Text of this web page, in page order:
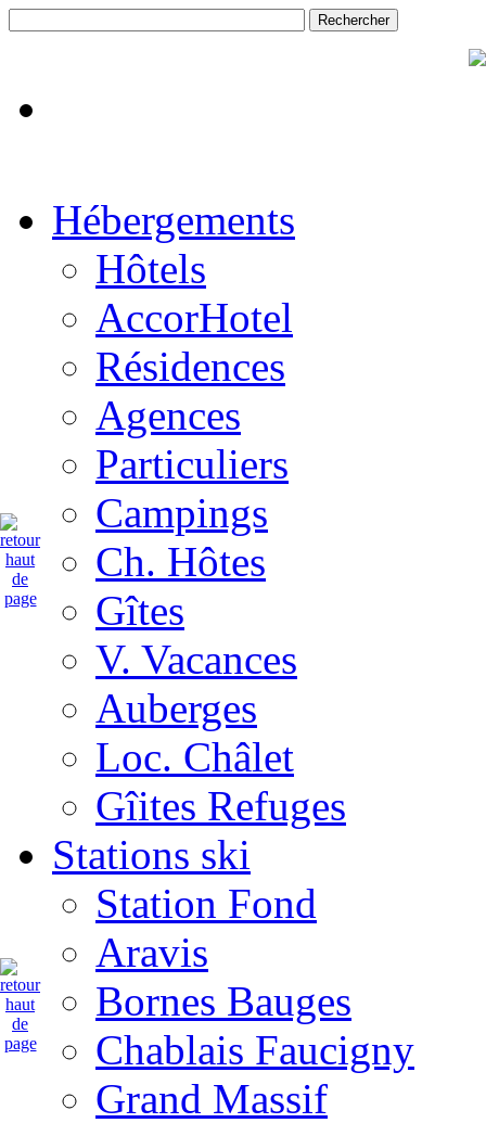
Hébergements
Hôtels
AccorHotel
Résidences
Agences
Particuliers
Campings
Ch. Hôtes
Gîtes
V. Vacances
Auberges
Loc. Châlet
Gîites Refuges
Stations ski
Station Fond
Aravis
Bornes Bauges
Chablais Faucigny
Grand Massif